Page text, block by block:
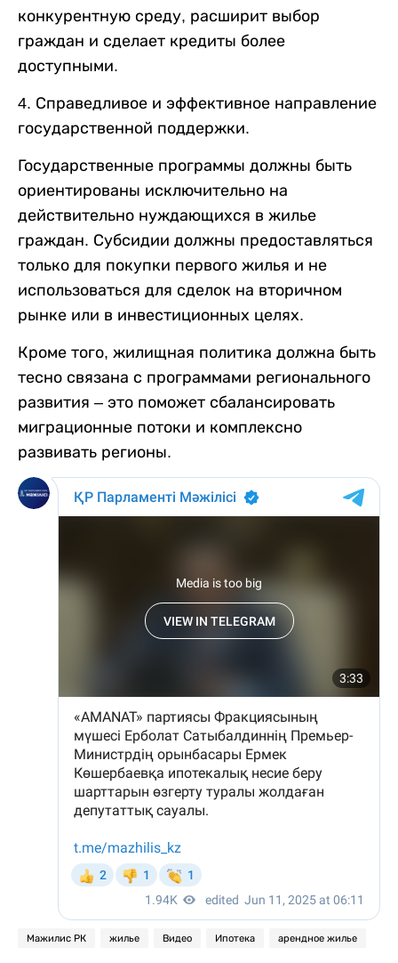
конкурентную среду, расширит выбор
граждан и сделает кредиты более
доступными.
4. Справедливое и эффективное направление
государственной поддержки.
Государственные программы должны быть
ориентированы исключительно на
действительно нуждающихся в жилье
граждан. Субсидии должны предоставляться
только для покупки первого жилья и не
использоваться для сделок на вторичном
рынке или в инвестиционных целях.
Кроме того, жилищная политика должна быть
тесно связана с программами регионального
развития – это поможет сбалансировать
миграционные потоки и комплексно
развивать регионы.
Мажилис РК жилье Видео Ипотека арендное жилье